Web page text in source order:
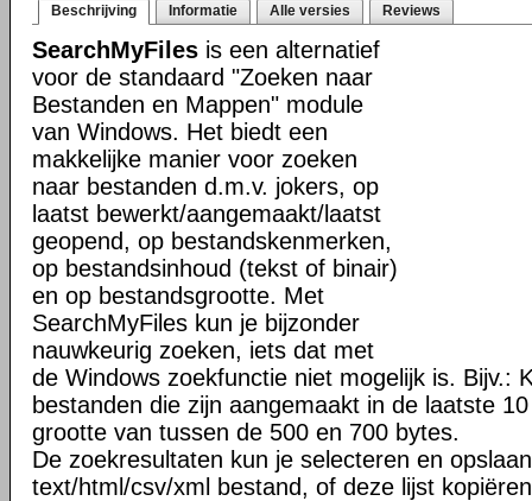
Beschrijving Informatie Alle versies Reviews
SearchMyFiles is een alternatief
voor de standaard "Zoeken naar
Bestanden en Mappen" module
van Windows. Het biedt een
makkelijke manier voor zoeken
naar bestanden d.m.v. jokers, op
laatst bewerkt/aangemaakt/laatst
geopend, op bestandskenmerken,
op bestandsinhoud (tekst of binair)
en op bestandsgrootte. Met
SearchMyFiles kun je bijzonder
nauwkeurig zoeken, iets dat met
de Windows zoekfunctie niet mogelijk is. Bijv.:
bestanden die zijn aangemaakt in de laatste
grootte van tussen de 500 en 700 bytes.
De zoekresultaten kun je selecteren en
text/html/csv/xml bestand, of deze lijst